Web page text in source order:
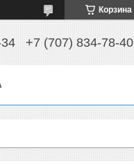
Корзина
+7 (707) 834-78-40